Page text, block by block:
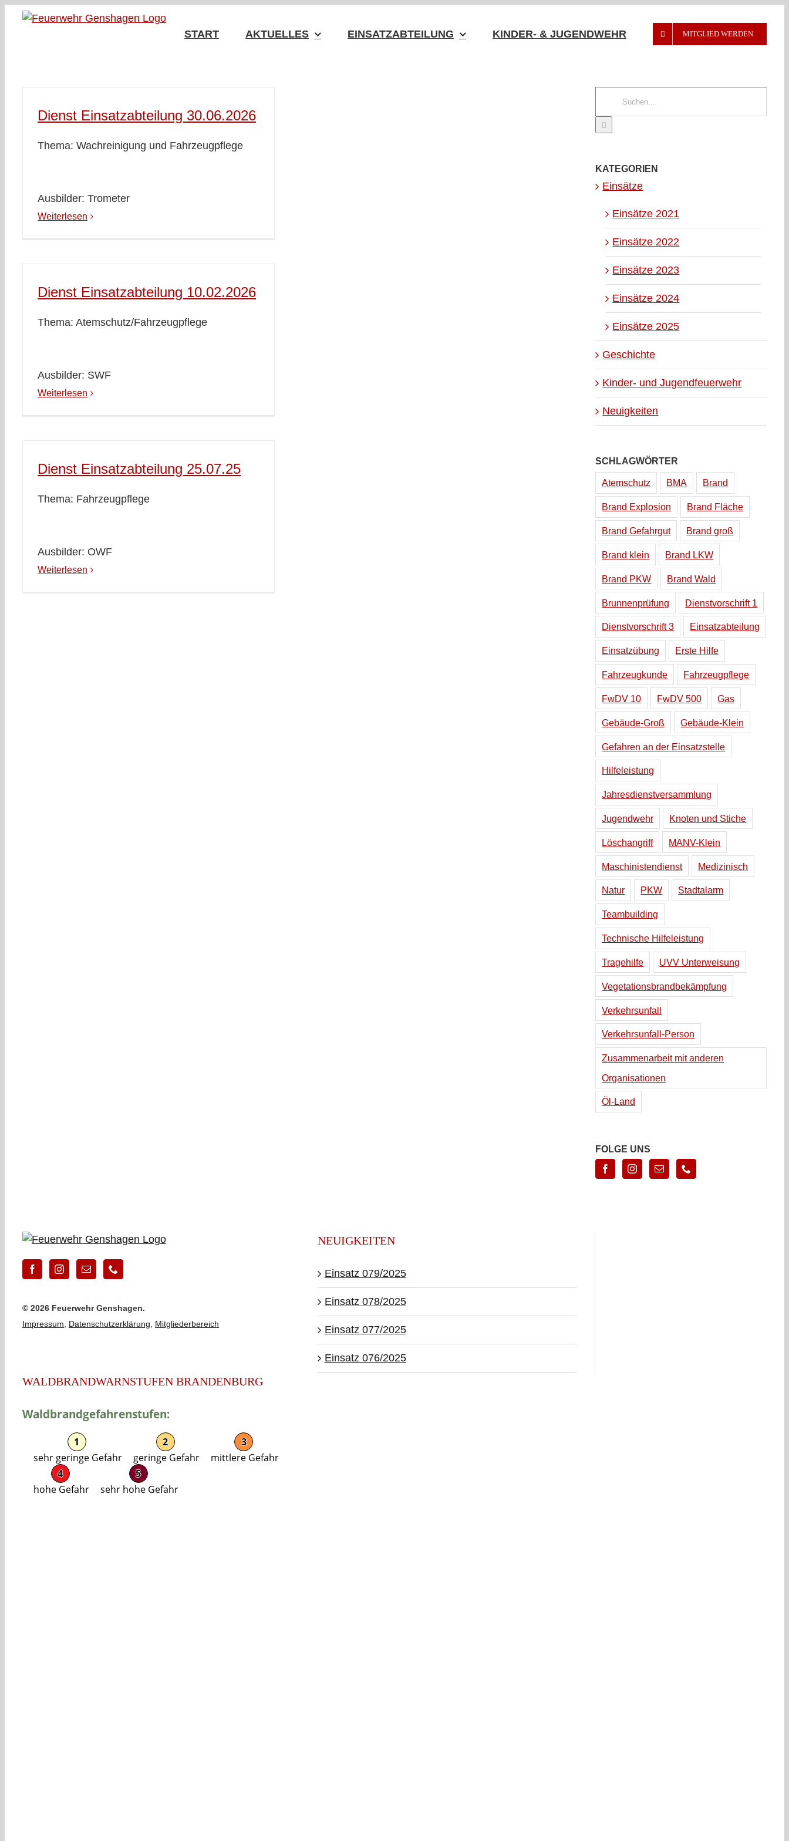
Zum
START AKTUELLES EINSATZABTEILUNG KINDER- & JUGENDWEHR MITGLIED WERDEN
Dienst Einsatzabteilung 30.06.2026
Thema: Wachreinigung und Fahrzeugpflege
Ausbilder: Trometer
Weiterlesen
Dienst Einsatzabteilung 10.02.2026
Thema: Atemschutz/Fahrzeugpflege
Ausbilder: SWF
Weiterlesen
Dienst Einsatzabteilung 25.07.25
Thema: Fahrzeugpflege
Ausbilder: OWF
Weiterlesen
KATEGORIEN
Einsätze
Einsätze 2021
Einsätze 2022
Einsätze 2023
Einsätze 2024
Einsätze 2025
Geschichte
Kinder- und Jugendfeuerwehr
Neuigkeiten
SCHLAGWÖRTER
Atemschutz BMA Brand
Brand Explosion Brand Fläche
Brand Gefahrgut Brand groß
Brand klein Brand LKW
Brand PKW Brand Wald
Brunnenprüfung Dienstvorschrift 1
Dienstvorschrift 3 Einsatzabteilung
Einsatzübung Erste Hilfe
Fahrzeugkunde Fahrzeugpflege
FwDV 10 FwDV 500 Gas
Gebäude-Groß Gebäude-Klein
Gefahren an der Einsatzstelle
Hilfeleistung
Jahresdienstversammlung
Jugendwehr Knoten und Stiche
Löschangriff MANV-Klein
Maschinistendienst Medizinisch
Natur PKW Stadtalarm
Teambuilding
Technische Hilfeleistung
Tragehilfe UVV Unterweisung
Vegetationsbrandbekämpfung
Verkehrsunfall
Verkehrsunfall-Person
Zusammenarbeit mit anderen
Organisationen
Öl-Land
FOLGE UNS
© 2026 Feuerwehr Genshagen.
Impressum
Datenschutzerklärung Mitgliederbereich
NEUIGKEITEN
Einsatz 079/2025
Einsatz 078/2025
Einsatz 077/2025
Einsatz 076/2025
WALDBRANDWARNSTUFEN BRANDENBURG